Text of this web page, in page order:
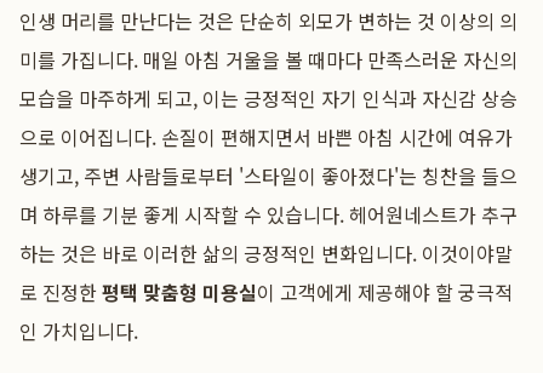
인생 머리를 만난다는 것은 단순히 외모가 변하는 것 이상의 의
미를 가집니다. 매일 아침 거울을 볼 때마다 만족스러운 자신의
모습을 마주하게 되고, 이는 긍정적인 자기 인식과 자신감 상승
으로 이어집니다. 손질이 편해지면서 바쁜 아침 시간에 여유가
생기고, 주변 사람들로부터 '스타일이 좋아졌다'는 칭찬을 들으
며 하루를 기분 좋게 시작할 수 있습니다. 헤어원네스트가 추구
하는 것은 바로 이러한 삶의 긍정적인 변화입니다. 이것이야말
로 진정한평택 맞춤형 미용실이 고객에게 제공해야 할 궁극적
인 가치입니다.